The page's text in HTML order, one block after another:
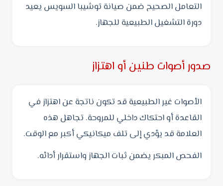
التعامل الصحيح ضمن صيانة توشيبا السويس يعيد
دورة التشغيل الطبيعية للجهاز.
صدور أصوات طنين أو اهتزاز
الأصوات غير الطبيعية قد تكون ناتجة عن اهتزاز في
القاعدة أو احتكاك داخلي للمروحة. تجاهل هذه
العلامة قد يؤدي إلى تلف ميكانيكي أكبر مع الوقت.
الفحص المبكر يضمن ثبات الجهاز واستقرار أدائه.